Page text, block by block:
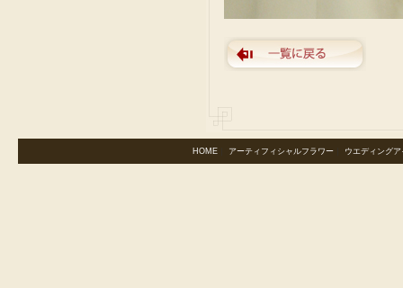
HOME｜ アーティフィシャルフラワー｜ ウエディングア